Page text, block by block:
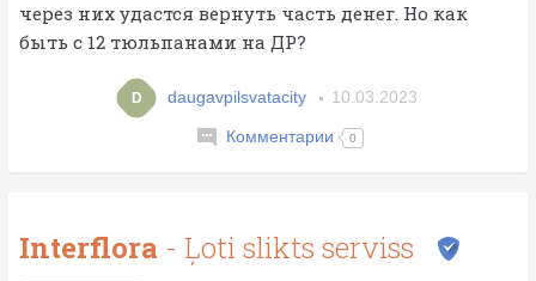
через них удастся вернуть часть денег. Но как
быть с 12 тюльпанами на ДР?
D daugavpilsvatacity 10.03.2023
Комментарии 0
Interflora - Ļoti slikts serviss